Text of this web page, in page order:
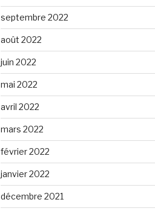
septembre 2022
août 2022
juin 2022
mai 2022
avril 2022
mars 2022
février 2022
janvier 2022
décembre 2021